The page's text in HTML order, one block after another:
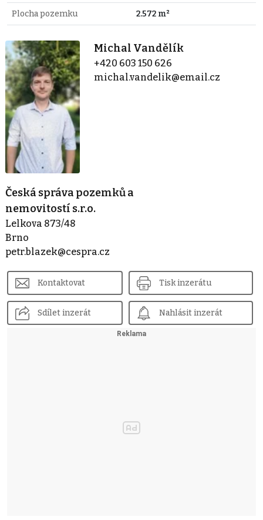
Plocha pozemku 2.572 m²
Michal Vandělík
+420 603 150 626
michal.vandelik@email.cz
Česká správa pozemků a
nemovitostí s.r.o.
Lelkova 873/48
Brno
petr.blazek@cespra.cz
Kontaktovat Tisk inzerátu
Sdílet inzerát Nahlásit inzerát